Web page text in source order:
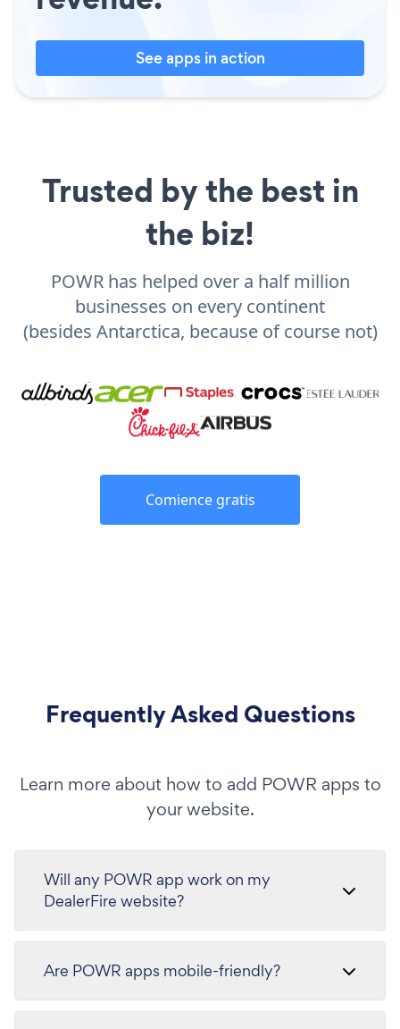
See apps in action
Trusted by the best in
the biz!
POWR has helped over a half million
businesses on every continent
(besides Antarctica, because of course not)
Comience gratis
Frequently Asked Questions
Learn more about how to add POWR apps to
your website.
Will any POWR app work on my
DealerFire website?
Are POWR apps mobile-friendly?